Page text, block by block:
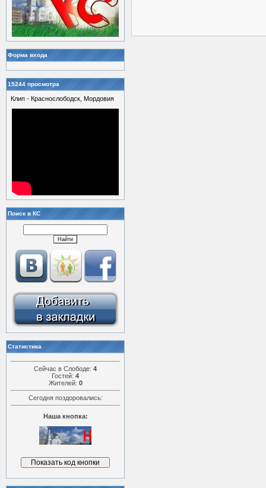
Форма входа
15244 просмотра
Клип - Краснослободск, Мордовия
Поиск в КС
Статистика
Сейчас в Слободе: 4
Гостей: 4
Жителей: 0
Сегодня поздоровались:
Наша кнопка: